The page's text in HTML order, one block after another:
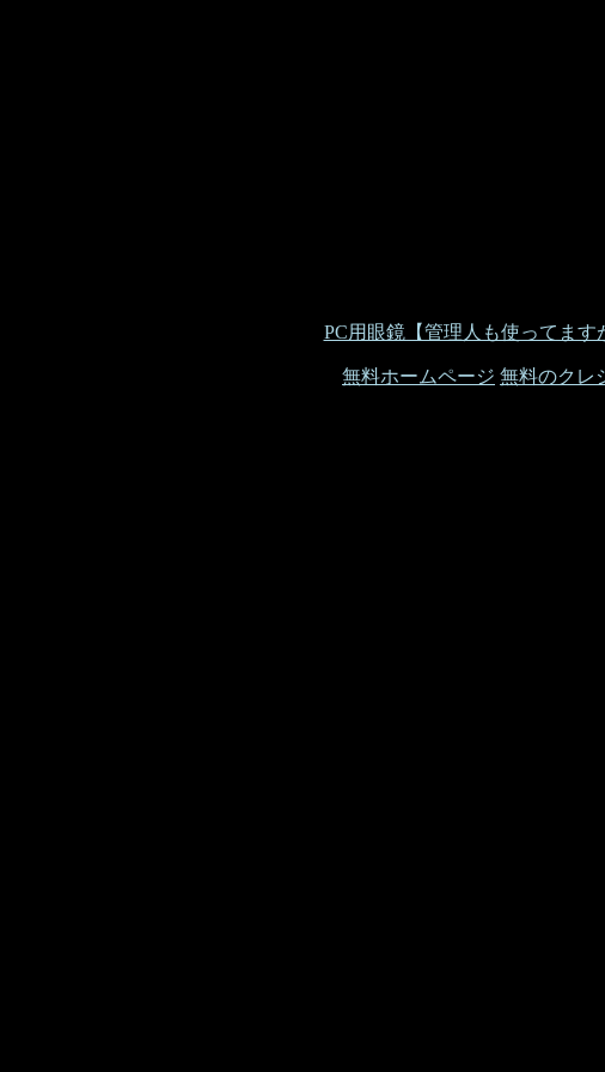
PC用眼鏡【管理人も使ってます
無料ホームページ 無料のクレ